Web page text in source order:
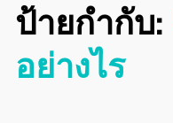
ป้ายกำกับ:
อย่างไร